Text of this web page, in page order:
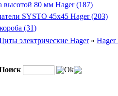
высотой 80 мм Hager (187)
SYSTO 45х45 Hager (203)
(31)
электрические Hager»
Ok